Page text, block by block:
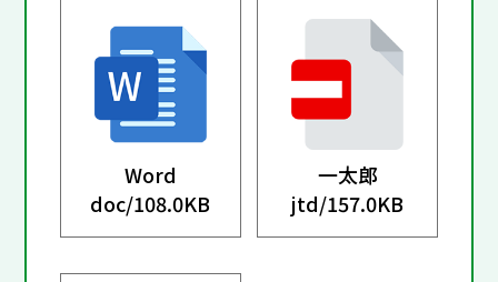
Word
doc/108.0KB
一太郎
jtd/157.0KB